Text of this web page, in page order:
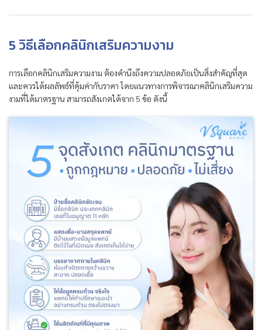
5 วิธีเลือกคลินิกเสริมความงาม
การเลือกคลินิกเสริมความงาม ต้องคำนึงถึงความปลอดภัยเป็นสิ่งสำคัญที่สุด
และควรได้ผลลัพธ์ที่คุ้มค่ากับราคา โดยแนวทางการพิจารณาคลินิกเสริมความ
งามที่ได้มาตรฐาน สามารถสังเกตได้จาก 5 ข้อ ดังนี้